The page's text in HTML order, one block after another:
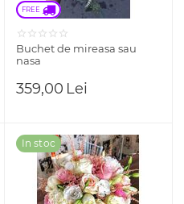
FREE
Buchet de mireasa sau
nasa
359,00 Lei
In stoc